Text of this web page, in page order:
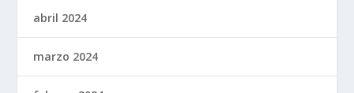
abril 2024
marzo 2024